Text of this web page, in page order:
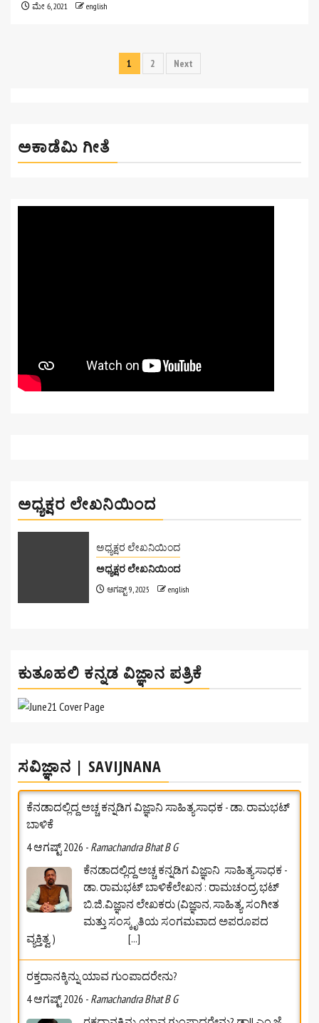
ಮೇ 6, 2021 english
ಪೋಸ್ಟ್‌ಗಳ
1 2 Next
ಅಕಾಡೆಮಿ ಗೀತೆ
ಅಧ್ಯಕ್ಷರ ಲೇಖನಿಯಿಂದ
ಅಧ್ಯಕ್ಷರ ಲೇಖನಿಯಿಂದ
ಅಧ್ಯಕ್ಷರ ಲೇಖನಿಯಿಂದ
ಆಗಷ್ಟ್ 9, 2025 english
ಕುತೂಹಲಿ ಕನ್ನಡ ವಿಜ್ಞಾನ ಪತ್ರಿಕೆ
ಸವಿಜ್ಞಾನ | SAVIJNANA
ಕೆನಡಾದಲ್ಲಿದ್ದ ಅಚ್ಚ ಕನ್ನಡಿಗ ವಿಜ್ಞಾನಿ ಸಾಹಿತ್ಯಸಾಧಕ - ಡಾ. ರಾಮಭಟ್‌
ಬಾಳಿಕೆ
4 ಆಗಷ್ಟ್ 2026 - Ramachandra Bhat B G
ಕೆನಡಾದಲ್ಲಿದ್ದ ಅಚ್ಚ ಕನ್ನಡಿಗ ವಿಜ್ಞಾನಿ ಸಾಹಿತ್ಯಸಾಧಕ -
ಡಾ. ರಾಮಭಟ್‌ ಬಾಳಿಕೆಲೇಖನ : ರಾಮಚಂದ್ರ ಭಟ್
ಬಿ.ಜಿ.ವಿಜ್ಞಾನ ಲೇಖಕರು (ವಿಜ್ಞಾನ, ಸಾಹಿತ್ಯ, ಸಂಗೀತ
ಮತ್ತು ಸಂಸ್ಕೃತಿಯ ಸಂಗಮವಾದ ಅಪರೂಪದ
ವ್ಯಕ್ತಿತ್ವ ) [...]
ರಕ್ತದಾನಕ್ಕಿನ್ನು ಯಾವ ಗುಂಪಾದರೇನು?
4 ಆಗಷ್ಟ್ 2026 - Ramachandra Bhat B G